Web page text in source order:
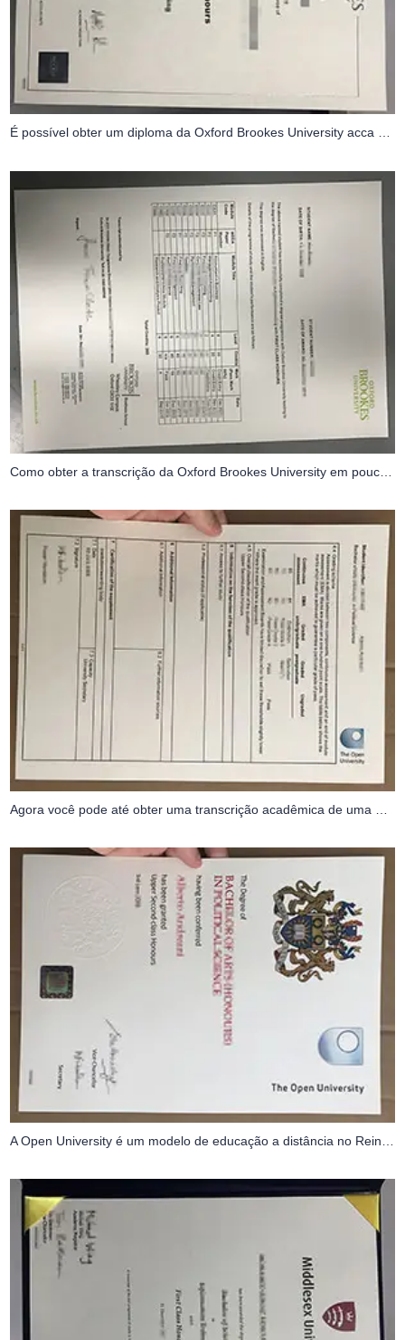
É possível obter um diploma da Oxford Brookes University acca dubai em um dia?